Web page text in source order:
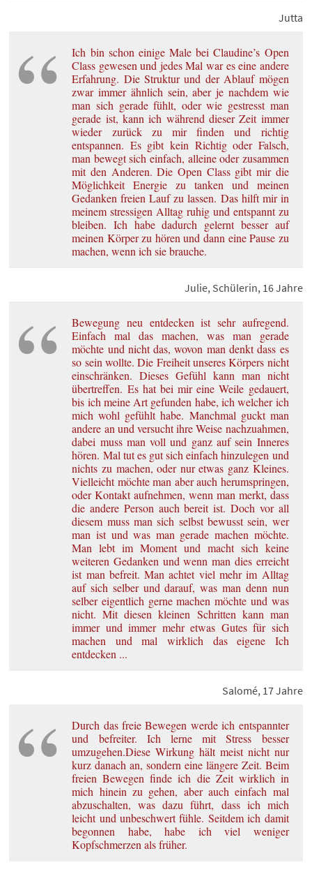
Jutta
Ich bin schon einige Male bei Claudine’s Open
Class gewesen und jedes Mal war es eine andere
Erfahrung. Die Struktur und der Ablauf mögen
zwar immer ähnlich sein, aber je nachdem wie
man sich gerade fühlt, oder wie gestresst man
gerade ist, kann ich während dieser Zeit immer
wieder zurück zu mir finden und richtig
entspannen. Es gibt kein Richtig oder Falsch,
man bewegt sich einfach, alleine oder zusammen
mit den Anderen. Die Open Class gibt mir die
Möglichkeit Energie zu tanken und meinen
Gedanken freien Lauf zu lassen. Das hilft mir in
meinem stressigen Alltag ruhig und entspannt zu
bleiben. Ich habe dadurch gelernt besser auf
meinen Körper zu hören und dann eine Pause zu
machen, wenn ich sie brauche.
Julie, Schülerin, 16 Jahre
Bewegung neu entdecken ist sehr aufregend.
Einfach mal das machen, was man gerade
möchte und nicht das, wovon man denkt dass es
so sein wollte. Die Freiheit unseres Körpers nicht
einschränken. Dieses Gefühl kann man nicht
übertreffen. Es hat bei mir eine Weile gedauert,
bis ich meine Art gefunden habe, ich welcher ich
mich wohl gefühlt habe. Manchmal guckt man
andere an und versucht ihre Weise nachzuahmen,
dabei muss man voll und ganz auf sein Inneres
hören. Mal tut es gut sich einfach hinzulegen und
nichts zu machen, oder nur etwas ganz Kleines.
Vielleicht möchte man aber auch herumspringen,
oder Kontakt aufnehmen, wenn man merkt, dass
die andere Person auch bereit ist. Doch vor all
diesem muss man sich selbst bewusst sein, wer
man ist und was man gerade machen möchte.
Man lebt im Moment und macht sich keine
weiteren Gedanken und wenn man dies erreicht
ist man befreit. Man achtet viel mehr im Alltag
auf sich selber und darauf, was man denn nun
selber eigentlich gerne machen möchte und was
nicht. Mit diesen kleinen Schritten kann man
immer und immer mehr etwas Gutes für sich
machen und mal wirklich das eigene Ich
entdecken ...
Salomé, 17 Jahre
Durch das freie Bewegen werde ich entspannter
und befreiter. Ich lerne mit Stress besser
umzugehen.Diese Wirkung hält meist nicht nur
kurz danach an, sondern eine längere Zeit. Beim
freien Bewegen finde ich die Zeit wirklich in
mich hinein zu gehen, aber auch einfach mal
abzuschalten, was dazu führt, dass ich mich
leicht und unbeschwert fühle. Seitdem ich damit
begonnen habe, habe ich viel weniger
Kopfschmerzen als früher.